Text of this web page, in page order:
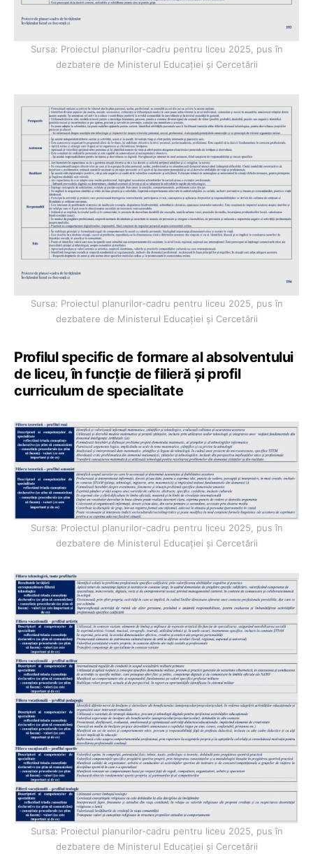
Sursa: Proiectul planurilor-cadru pentru liceu 2025, pus în
dezbatere de Ministerul Educației și Cercetării
Sursa: Proiectul planurilor-cadru pentru liceu 2025, pus în
dezbatere de Ministerul Educației și Cercetării
Profilul specific de formare al absolventului
de liceu, în funcție de filieră și profil
curriculum de specialitate
Sursa: Proiectul planurilor-cadru pentru liceu 2025, pus în
dezbatere de Ministerul Educației și Cercetării
Sursa: Proiectul planurilor-cadru pentru liceu 2025, pus în
dezbatere de Ministerul Educației și Cercetării